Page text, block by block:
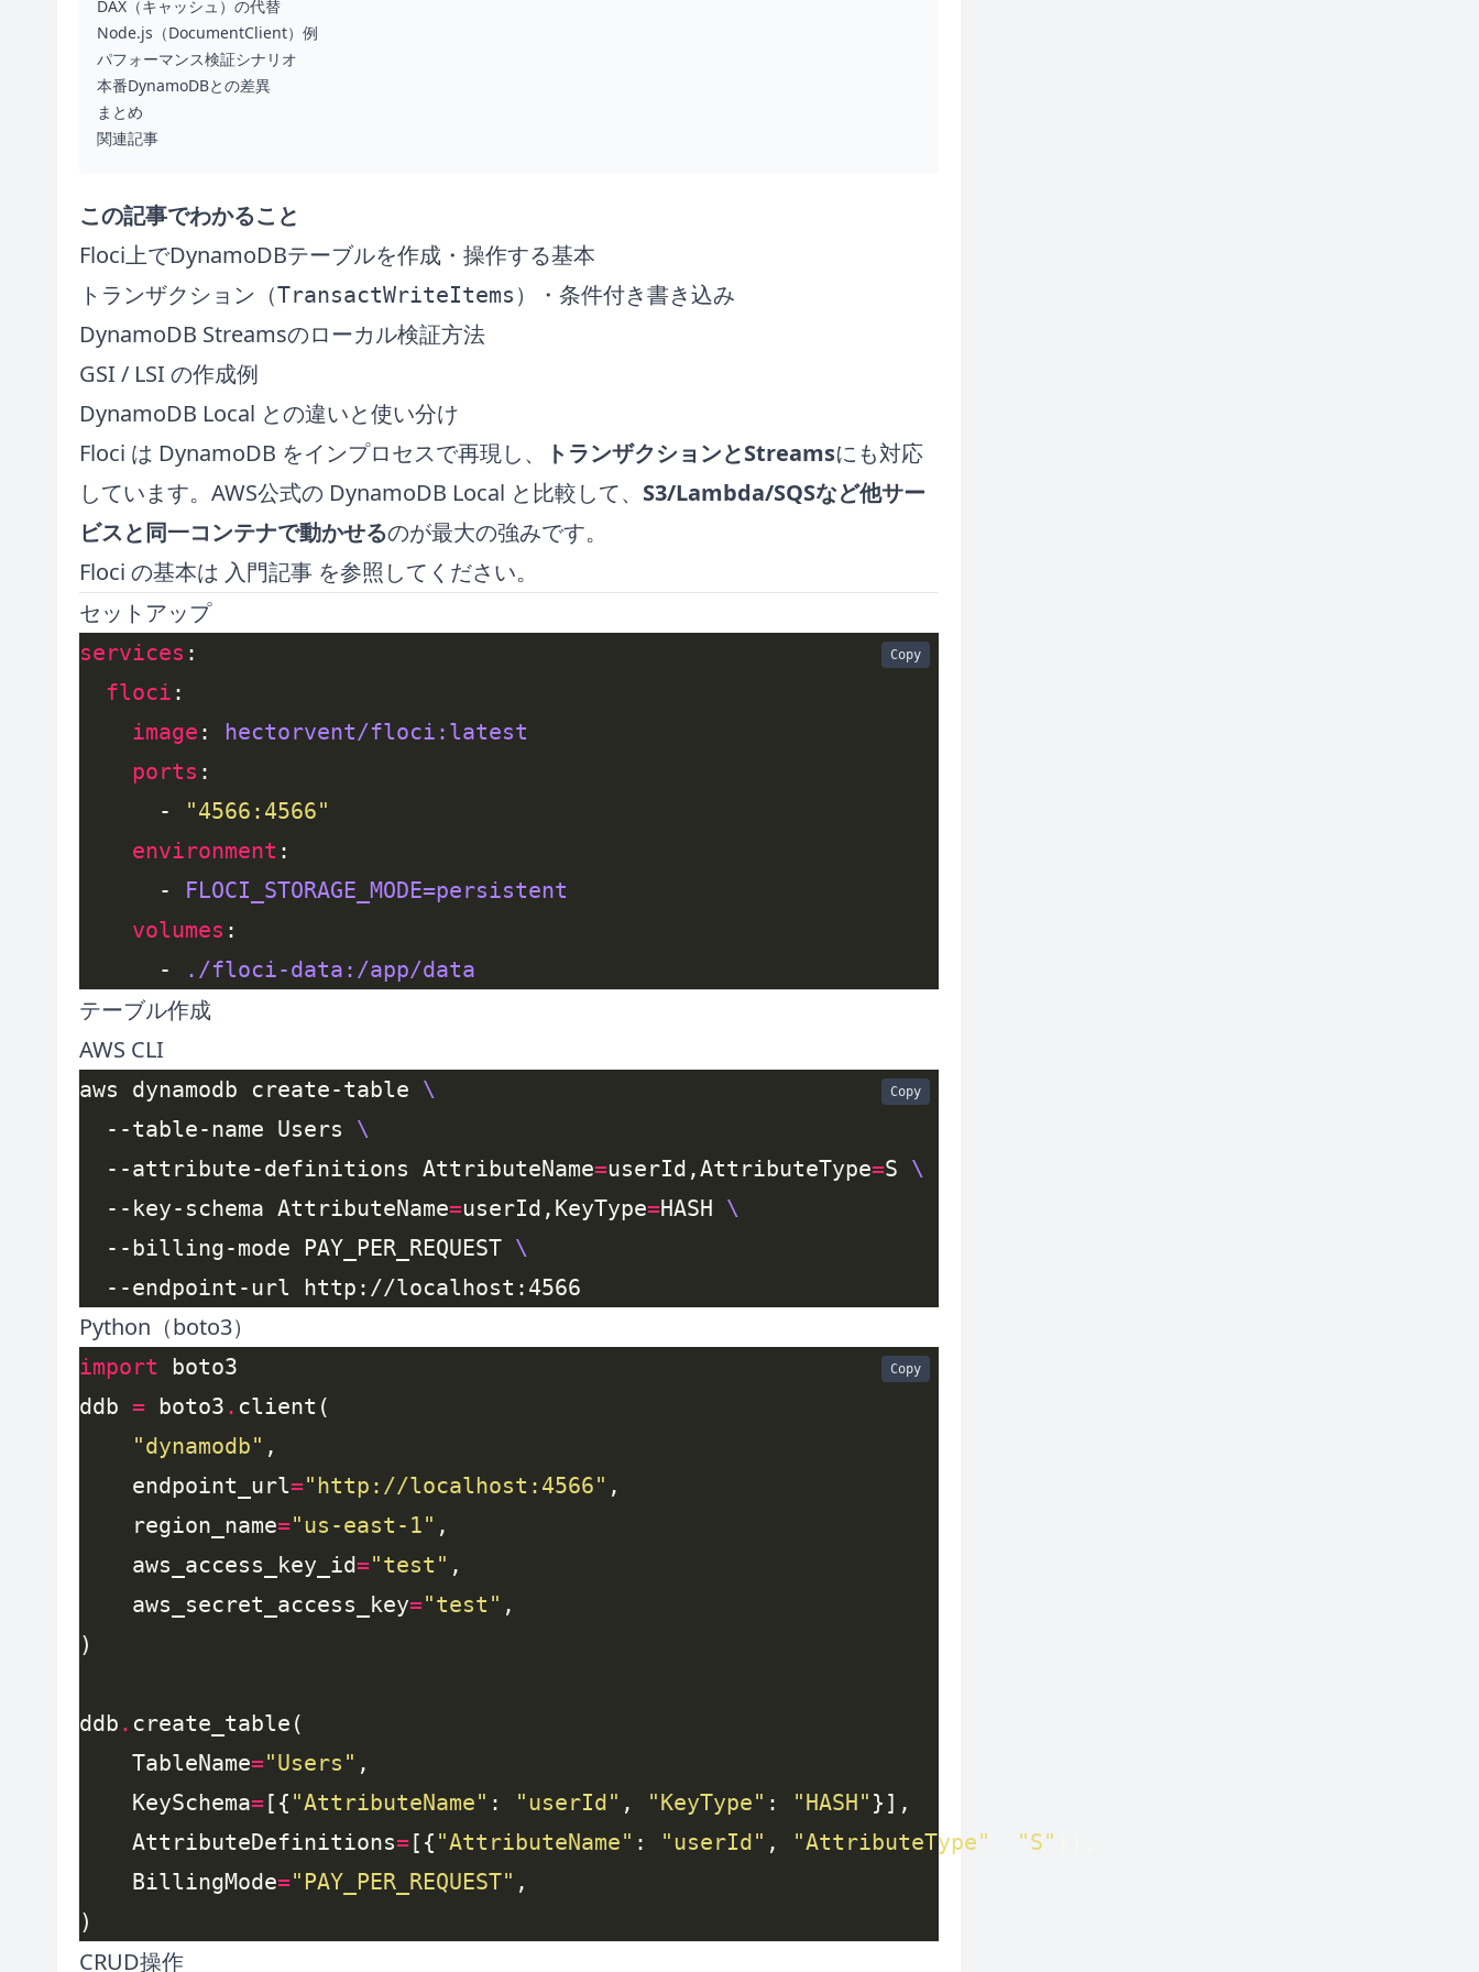
DAX（キャッシュ）の代替
Node.js（DocumentClient）例
パフォーマンス検証シナリオ
本番DynamoDBとの差異
まとめ
関連記事
この記事でわかること
Floci上でDynamoDBテーブルを作成・操作する基本
トランザクション（TransactWriteItems ）・条件付き書き込み
DynamoDB Streamsのローカル検証方法
GSI / LSI の作成例
DynamoDB Local との違いと使い分け
Floci は DynamoDB をインプロセスで再現し、
トランザクションとStreamsにも対応
しています。AWS公式の DynamoDB Local と比較して、 S3/Lambda/SQSなど他サー
ビスと同一コンテナで動かせるのが最大の強みです。
Floci の基本は 入門記事 を参照してください。
セットアップ
services
floci
image : hectorvent/floci:latest
ports
      -
"4566:4566"
environment
      -
FLOCI_STORAGE_MODE=persistent
volumes
      -
./floci-data:/app/data
Copy
テーブル作成
AWS CLI
aws dynamodb create-table
  --table-name Users
  --attribute-definitions AttributeName
=userId,AttributeType=S
  --key-schema AttributeName
=userId,KeyType=HASH
  --billing-mode PAY_PER_REQUEST
Copy
Python（boto3）
import
ddb = boto3 .
"dynamodb"
    endpoint_url
="http://localhost:4566"
    region_name
="us-east-1"
    aws_access_key_id
="test"
    aws_secret_access_key
="test"
ddb .
    TableName
="Users"
    KeySchema
=[{ "AttributeName" : "userId" , "KeyType" : "HASH"
    AttributeDefinitions
=[{ "AttributeName" : "userId" , "AttributeType" "S"
    BillingMode
="PAY_PER_REQUEST"
Copy
CRUD操作